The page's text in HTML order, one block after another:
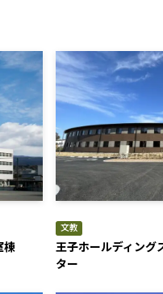
棟
文教
王子ホールディング
ター